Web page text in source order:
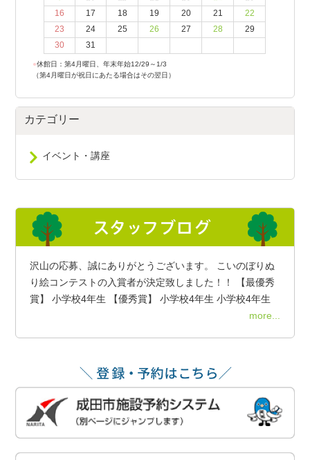
16
17 18 19 20 21
22
23
24 25 26 27 28
29
30
31
●休館日：第4月曜日、年末年始12/29～1/3
（第4月曜日が祝日にあたる場合はその翌日）
カテゴリー
イベント・講座
沢山の応募、誠にありがとうございます。 こいのぼりぬ
り絵コンテストの入賞者が決定致しました！！ 【最優秀
賞】 小学校4年生 【優秀賞】 小学校4年生 小学校4年生
more...